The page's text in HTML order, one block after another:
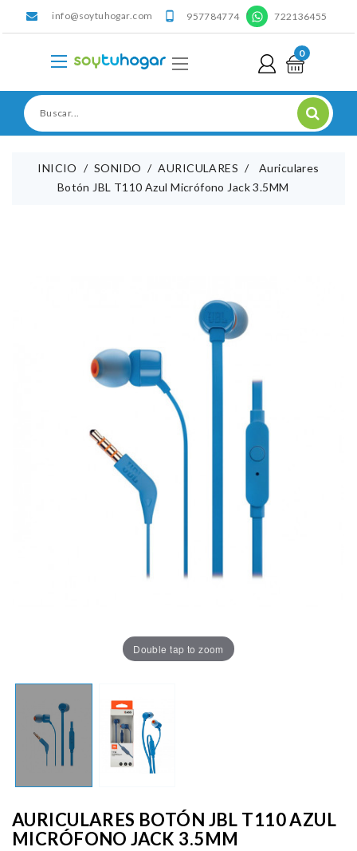
info@soytuhogar.com  957784774 ' 722136455
0
INICIO SONIDO AURICULARES
Auriculares
Botón JBL T110 Azul Micrófono Jack 3.5MM
Double tap to zoom
AURICULARES BOTÓN JBL T110 AZUL
MICRÓFONO JACK 3.5MM